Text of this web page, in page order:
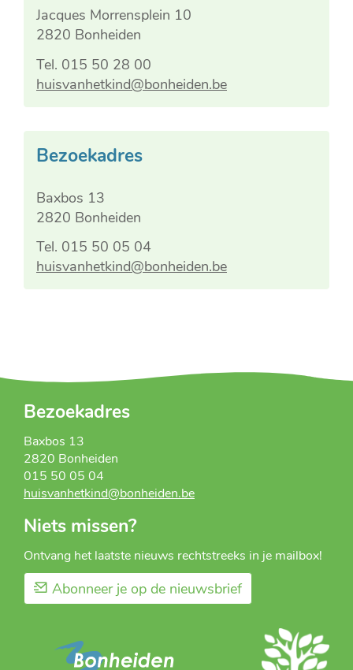
van
het
Kind
Adres
Jacques Morrensplein 10
,2820 Bonheiden
Tel. 015 50 28 00
E-
huisvanhetkind@bonheiden.be
Contact
van
het
Kind
Bezoekadres
Adres
Baxbos 13
,2820 Bonheiden
Tel. 015 50 05 04
E-
huisvanhetkind@bonheiden.be
Bezoekadres
Baxbos 13
2820 Bonheiden
015 50 05 04
huisvanhetkind@bonheiden.be
Niets missen?
Ontvang het laatste nieuws rechtstreeks in je mailbox!
Abonneer je op de nieuwsbrief
Gemeente
Bonheiden
Huis
van